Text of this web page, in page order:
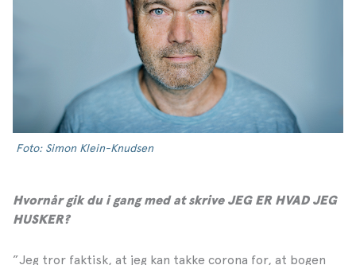
Foto: Simon Klein-Knudsen
Hvornår gik du i gang med at skrive JEG ER HVAD JEG
HUSKER?
”Jeg tror faktisk, at jeg kan takke corona for, at bogen